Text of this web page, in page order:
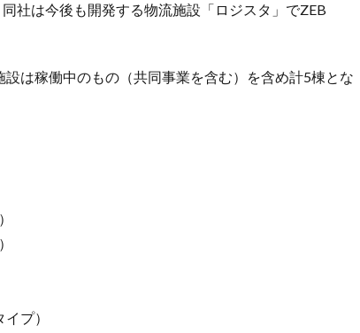
社は今後も開発する物流施設「ロジスタ」でZEB
は稼働中のもの（共同事業を含む）を含め計5棟とな
プ）